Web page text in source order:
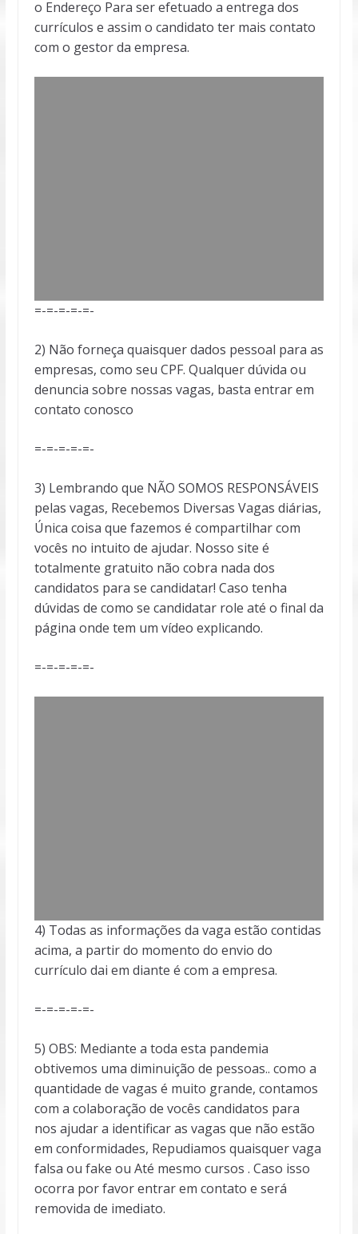
o Endereço Para ser efetuado a entrega dos
currículos e assim o candidato ter mais contato
com o gestor da empresa.
=-=-=-=-=-
2) Não forneça quaisquer dados pessoal para as
empresas, como seu CPF. Qualquer dúvida ou
denuncia sobre nossas vagas, basta entrar em
contato conosco
=-=-=-=-=-
3) Lembrando que NÃO SOMOS RESPONSÁVEIS
pelas vagas, Recebemos Diversas Vagas diárias,
Única coisa que fazemos é compartilhar com
vocês no intuito de ajudar. Nosso site é
totalmente gratuito não cobra nada dos
candidatos para se candidatar! Caso tenha
dúvidas de como se candidatar role até o final da
página onde tem um vídeo explicando.
=-=-=-=-=-
4) Todas as informações da vaga estão contidas
acima, a partir do momento do envio do
currículo dai em diante é com a empresa.
=-=-=-=-=-
5) OBS: Mediante a toda esta pandemia
obtivemos uma diminuição de pessoas.. como a
quantidade de vagas é muito grande, contamos
com a colaboração de vocês candidatos para
nos ajudar a identificar as vagas que não estão
em conformidades, Repudiamos quaisquer vaga
falsa ou fake ou Até mesmo cursos . Caso isso
ocorra por favor entrar em contato e será
removida de imediato.